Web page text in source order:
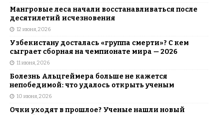
Мангровые леса начали восстанавливаться после
десятилетий исчезновения
12 июня, 2026
Узбекистану досталась «группа смерти»? С кем
сыграет сборная на чемпионате мира — 2026
11 июня, 2026
Болезнь Альцгеймера больше не кажется
непобедимой: что удалось открыть ученым
10 июня, 2026
Очки уходят в прошлое? Ученые нашли новый